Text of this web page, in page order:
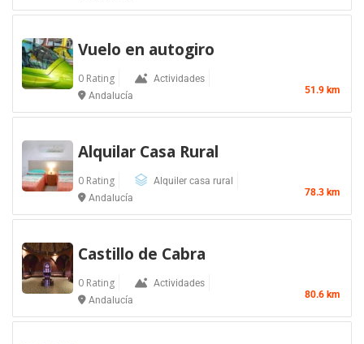
Vuelo en autogiro
0 Rating
Actividades
Andalucía
51.9 km
Alquilar Casa Rural
0 Rating
Alquiler casa rural
Andalucía
78.3 km
Castillo de Cabra
0 Rating
Actividades
Andalucía
80.6 km